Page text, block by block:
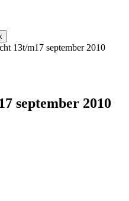
13t/m17 september 2010
september 2010